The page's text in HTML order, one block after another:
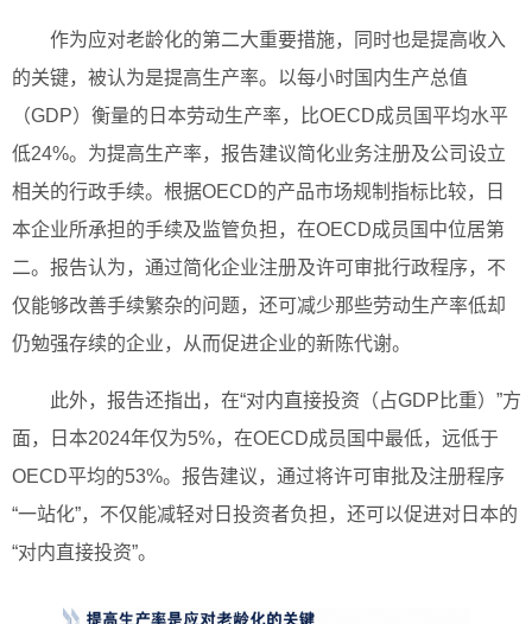
作为应对老龄化的第二大重要措施，同时也是提高收入
的关键，被认为是提高生产率。以每小时国内生产总值
（GDP）衡量的日本劳动生产率，比OECD成员国平均水平
低24%。为提高生产率，报告建议简化业务注册及公司设立
相关的行政手续。根据OECD的产品市场规制指标比较，日
本企业所承担的手续及监管负担，在OECD成员国中位居第
二。报告认为，通过简化企业注册及许可审批行政程序，不
仅能够改善手续繁杂的问题，还可减少那些劳动生产率低却
仍勉强存续的企业，从而促进企业的新陈代谢。
此外，报告还指出，在“对内直接投资（占GDP比重）”方
面，日本2024年仅为5%，在OECD成员国中最低，远低于
OECD平均的53%。报告建议，通过将许可审批及注册程序
“一站化”，不仅能减轻对日投资者负担，还可以促进对日本的
“对内直接投资”。